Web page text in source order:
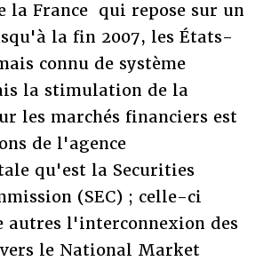
la France qui repose sur un
la fin 2007, les États-
connu de système
la stimulation de la
les marchés financiers est
de l'agence
qu'est la Securities
(SEC) ; celle-ci
autres l'interconnexion des
le National Market